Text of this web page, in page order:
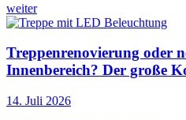
weiter
Treppenrenovierung oder
Innenbereich? Der große
14. Juli 2026